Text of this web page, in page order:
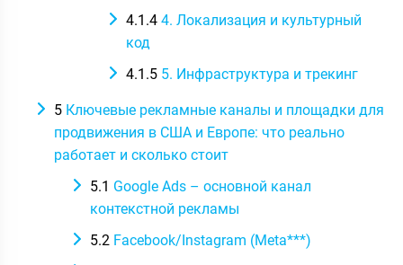
4.1.4 4. Локализация и культурный
код
4.1.5 5. Инфраструктура и трекинг
5 Ключевые рекламные каналы и площадки для
продвижения в США и Европе: что реально
работает и сколько стоит
5.1 Google Ads – основной канал
контекстной рекламы
5.2 Facebook/Instagram (Meta***)